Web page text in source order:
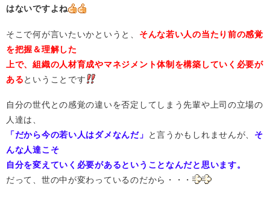
はないですよね
そこで何が言いたいかというと、 そんな若い人の当たり前の感覚
を把握＆理解した
上で、組織の人材育成やマネジメント体制を構築していく必要が
あるということです
自分の世代との感覚の違いを否定してしまう先輩や上司の立場の
人達は、
「だから今の若い人はダメなんだ」 と言うかもしれませんが、 そ
んな人達こそ
自分を変えていく必要があるということなんだと思います。
だって、世の中が変わっているのだから・・・